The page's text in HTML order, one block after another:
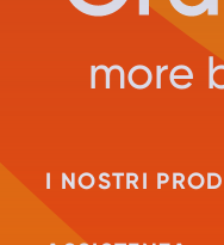
more
I NOSTRI
Tutti i prodotti